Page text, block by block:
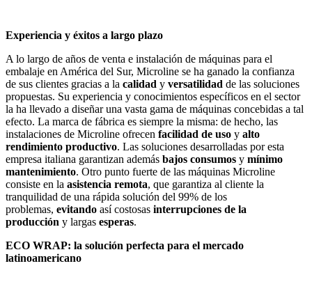
Experiencia y éxitos a largo plazo
A lo largo de años de venta e instalación de máquinas para el
embalaje en América del Sur, Microline se ha ganado la confianza
de sus clientes gracias a la calidad y versatilidad de las soluciones
propuestas. Su experiencia y conocimientos específicos en el sector
la ha llevado a diseñar una vasta gama de máquinas concebidas a tal
efecto. La marca de fábrica es siempre la misma: de hecho, las
instalaciones de Microline ofrecen facilidad de uso y alto
rendimiento productivo. Las soluciones desarrolladas por esta
empresa italiana garantizan además bajos consumos y mínimo
mantenimiento. Otro punto fuerte de las máquinas Microline
consiste en la asistencia remota, que garantiza al cliente la
tranquilidad de una rápida solución del 99% de los
problemas, evitando así costosas interrupciones de la
producción y largas esperas.
ECO WRAP: la solución perfecta para el mercado
latinoamericano